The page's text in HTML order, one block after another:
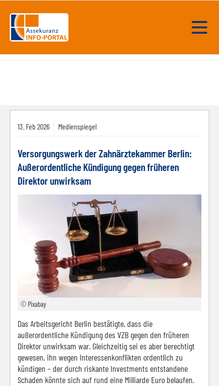
13. Feb 2026 Medienspiegel
Versorgungswerk der Zahnärztekammer Berlin:
Außerordentliche Kündigung gegen früheren
Direktor unwirksam
© Pixabay
Das Arbeitsgericht Berlin bestätigte, dass die
außerordentliche Kündigung des VZB gegen den früheren
Direktor unwirksam war. Gleichzeitig sei es aber berechtigt
gewesen, ihn wegen Interessenkonflikten ordentlich zu
kündigen – der durch riskante Investments entstandene
Schaden könnte sich auf rund eine Milliarde Euro belaufen.